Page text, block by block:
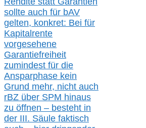
sollte auch für bAV
gelten, konkret: Bei für
Kapitalrente
vorgesehene
Garantiefreiheit
zumindest für die
Ansparphase kein
Grund mehr, nicht auch
rBZ über SPM hinaus
zu öffnen – besteht in
der III. Säule faktisch